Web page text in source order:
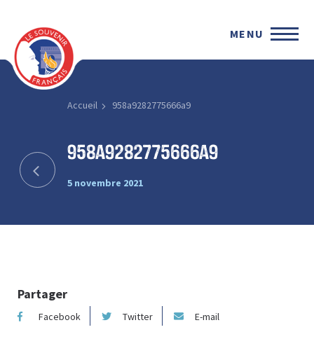
MENU
Accueil 958a9282775666a9
958a9282775666a9
5 novembre 2021
Partager
Facebook Twitter E-mail